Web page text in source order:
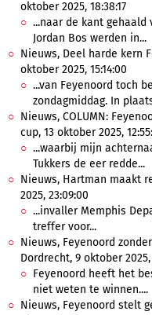
oktober 2025, 18:38:17
...naar de kant gehaald
Jordan Bos werden in...
Nieuws, Deel harde kern
oktober 2025, 15:14:00
...van Feyenoord toch
zondagmiddag. In
Nieuws, COLUMN:
cup, 13 oktober 2025,
...waarbij mijn
Tukkers de eer redde...
Nieuws, Hartman maakt
2025, 23:09:00
...invaller Memphis
treffer voor...
Nieuws, Feyenoord
Dordrecht, 9 oktober 2025,
Feyenoord heeft het
niet weten te winnen....
Nieuws, Feyenoord stelt